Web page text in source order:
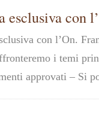
esclusiva con
con l’On.
i temi
approvati – Si